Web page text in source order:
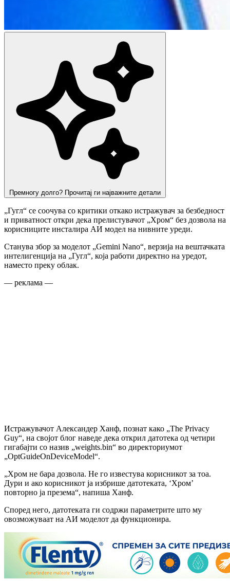
Премногу долго? Прочитај ги најважните детали
„Гугл“ се соочува со критики откако истражувач за безбедност
и приватност откри дека прелистувачот „Хром“ без дозвола на
корисниците инсталира АИ модел на нивните уреди.
Станува збор за моделот „Gemini Nano“, верзија на вештачката
интелигенција на „Гугл“, која работи директно на уредот,
наместо преку облак.
— реклама —
Истражувачот Александер Ханф, познат како „The Privacy
Guy“, на својот блог наведе дека открил датотека од четири
гигабајти со назив „weights.bin“ во директориумот
„OptGuideOnDeviceModel“.
„Хром не бара дозвола. Не го известува корисникот за тоа.
Дури и ако корисникот ја избрише датотеката, ‘Хром’
повторно ја презема“, напиша Ханф.
Според него, датотеката ги содржи параметрите што му
овозможуваат на АИ моделот да функционира.